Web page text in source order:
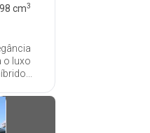
cm3
o luxo